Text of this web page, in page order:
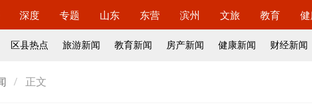
深度 专题 山东 东营 滨州 文旅 教育
区县热点 旅游新闻 教育新闻 房产新闻 健康新闻 财经新闻
正文